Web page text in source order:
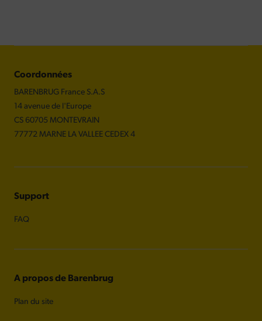
Coordonnées
BARENBRUG France S.A.S
14 avenue de l'Europe
CS 60705 MONTEVRAIN
77772 MARNE LA VALLEE CEDEX 4
Support
FAQ
A propos de Barenbrug
Plan du site